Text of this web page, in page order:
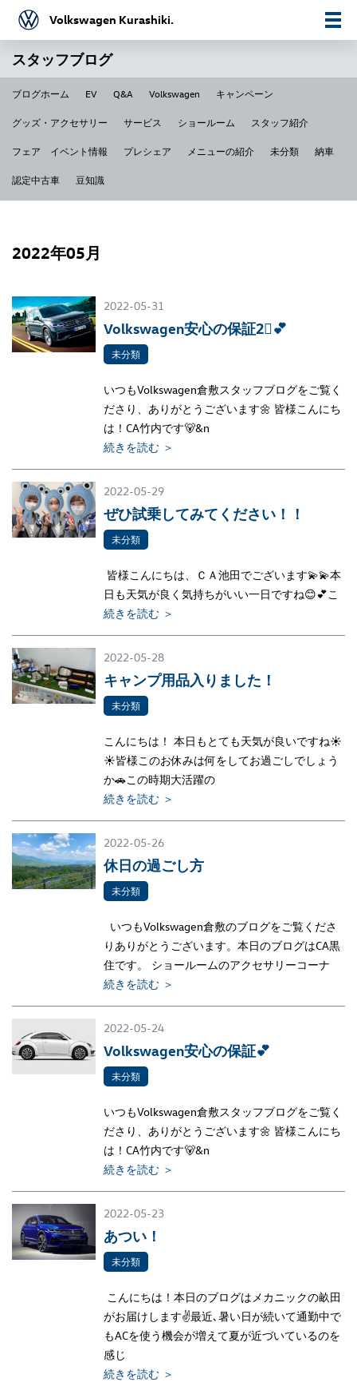
Volkswagen Kurashiki.
スタッフブログ
ブログホーム EV Q&A Volkswagen キャンペーン
グッズ・アクセサリー サービス ショールーム スタッフ紹介
フェア イベント情報 プレシェア メニューの紹介 未分類 納車
認定中古車 豆知識
2022年05月
2022-05-31
Volkswagen安心の保証2⃣💕
未分類
いつもVolkswagen倉敷スタッフブログをご覧く
ださり、ありがとうございます🌼 皆様こんにち
は！CA竹内です🐻&n
続きを読む ＞
2022-05-29
ぜひ試乗してみてください！！
未分類
皆様こんにちは、ＣＡ池田でございます💫💫本
日も天気が良く気持ちがいい一日ですね😊💕こ
続きを読む ＞
2022-05-28
キャンプ用品入りました！
未分類
こんにちは！ 本日もとても天気が良いですね☀
☀皆様このお休みは何をしてお過ごしでしょう
か🚗この時期大活躍の
続きを読む ＞
2022-05-26
休日の過ごし方
未分類
いつもVolkswagen倉敷のブログをご覧くださ
りありがとうございます。本日のブログはCA黒
住です。 ショールームのアクセサリーコーナ
続きを読む ＞
2022-05-24
Volkswagen安心の保証💕
未分類
いつもVolkswagen倉敷スタッフブログをご覧く
ださり、ありがとうございます🌼 皆様こんにち
は！CA竹内です🐻&n
続きを読む ＞
2022-05-23
あつい！
未分類
こんにちは！本日のブログはメカニックの畝田
がお届けします✌最近､暑い日が続いて通勤中で
もACを使う機会が増えて夏が近づいているのを
感じ
続きを読む ＞